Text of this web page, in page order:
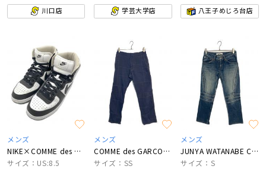
川口店
学芸大学店
八王子めじろ台店
メンズ
NIKE×COMME des GARCONS HOMME PLUS
サイズ：US:8.5
メンズ
COMME des GARCONS HOMME PLUS
サイズ：SS
メンズ
JUNYA WATANABE COMME des GARCONS
サイズ：S